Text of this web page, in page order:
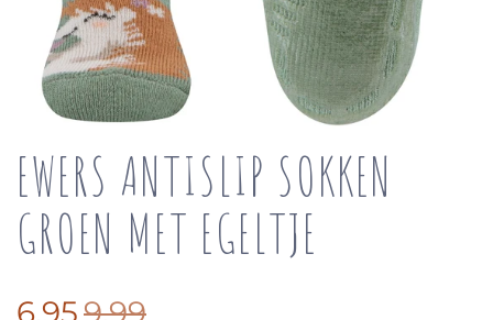
EWERS ANTISLIP SOKKEN
GROEN MET EGELTJE
6,959,99